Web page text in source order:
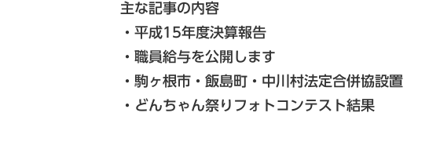
主な記事の内容
・平成15年度決算報告
・職員給与を公開します
・駒ヶ根市・飯島町・中川村法定合併協設置
・どんちゃん祭りフォトコンテスト結果